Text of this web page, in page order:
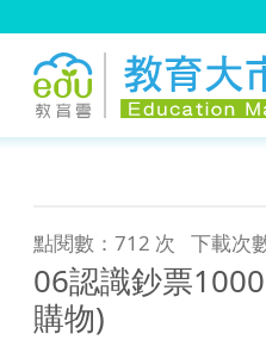
點閱數：712 次 下載次
06認識鈔票
購物)